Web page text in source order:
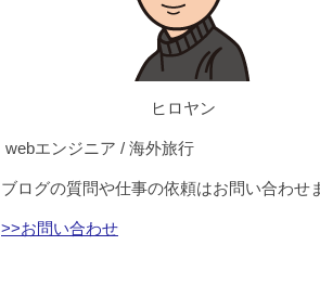
ヒロヤン
webエンジニア / 海外旅行
ブログの質問や仕事の依頼はお問い合わせ
>>お問い合わせ